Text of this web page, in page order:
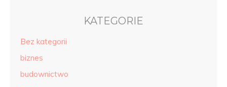
KATEGORIE
Bez kategorii
biznes
budownictwo